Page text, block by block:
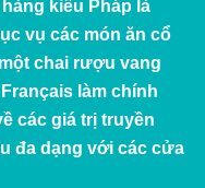
kiểu Pháp là
vụ các món ăn cổ
chai rượu vang
làm chính
các giá trị truyền
đa dạng với các cửa